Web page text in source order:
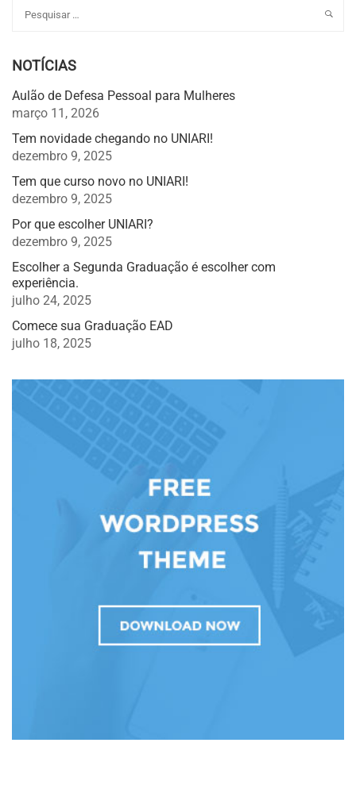
NOTÍCIAS
Aulão de Defesa Pessoal para Mulheres
março 11, 2026
Tem novidade chegando no UNIARI!
dezembro 9, 2025
Tem que curso novo no UNIARI!
dezembro 9, 2025
Por que escolher UNIARI?
dezembro 9, 2025
Escolher a Segunda Graduação é escolher com
experiência.
julho 24, 2025
Comece sua Graduação EAD
julho 18, 2025